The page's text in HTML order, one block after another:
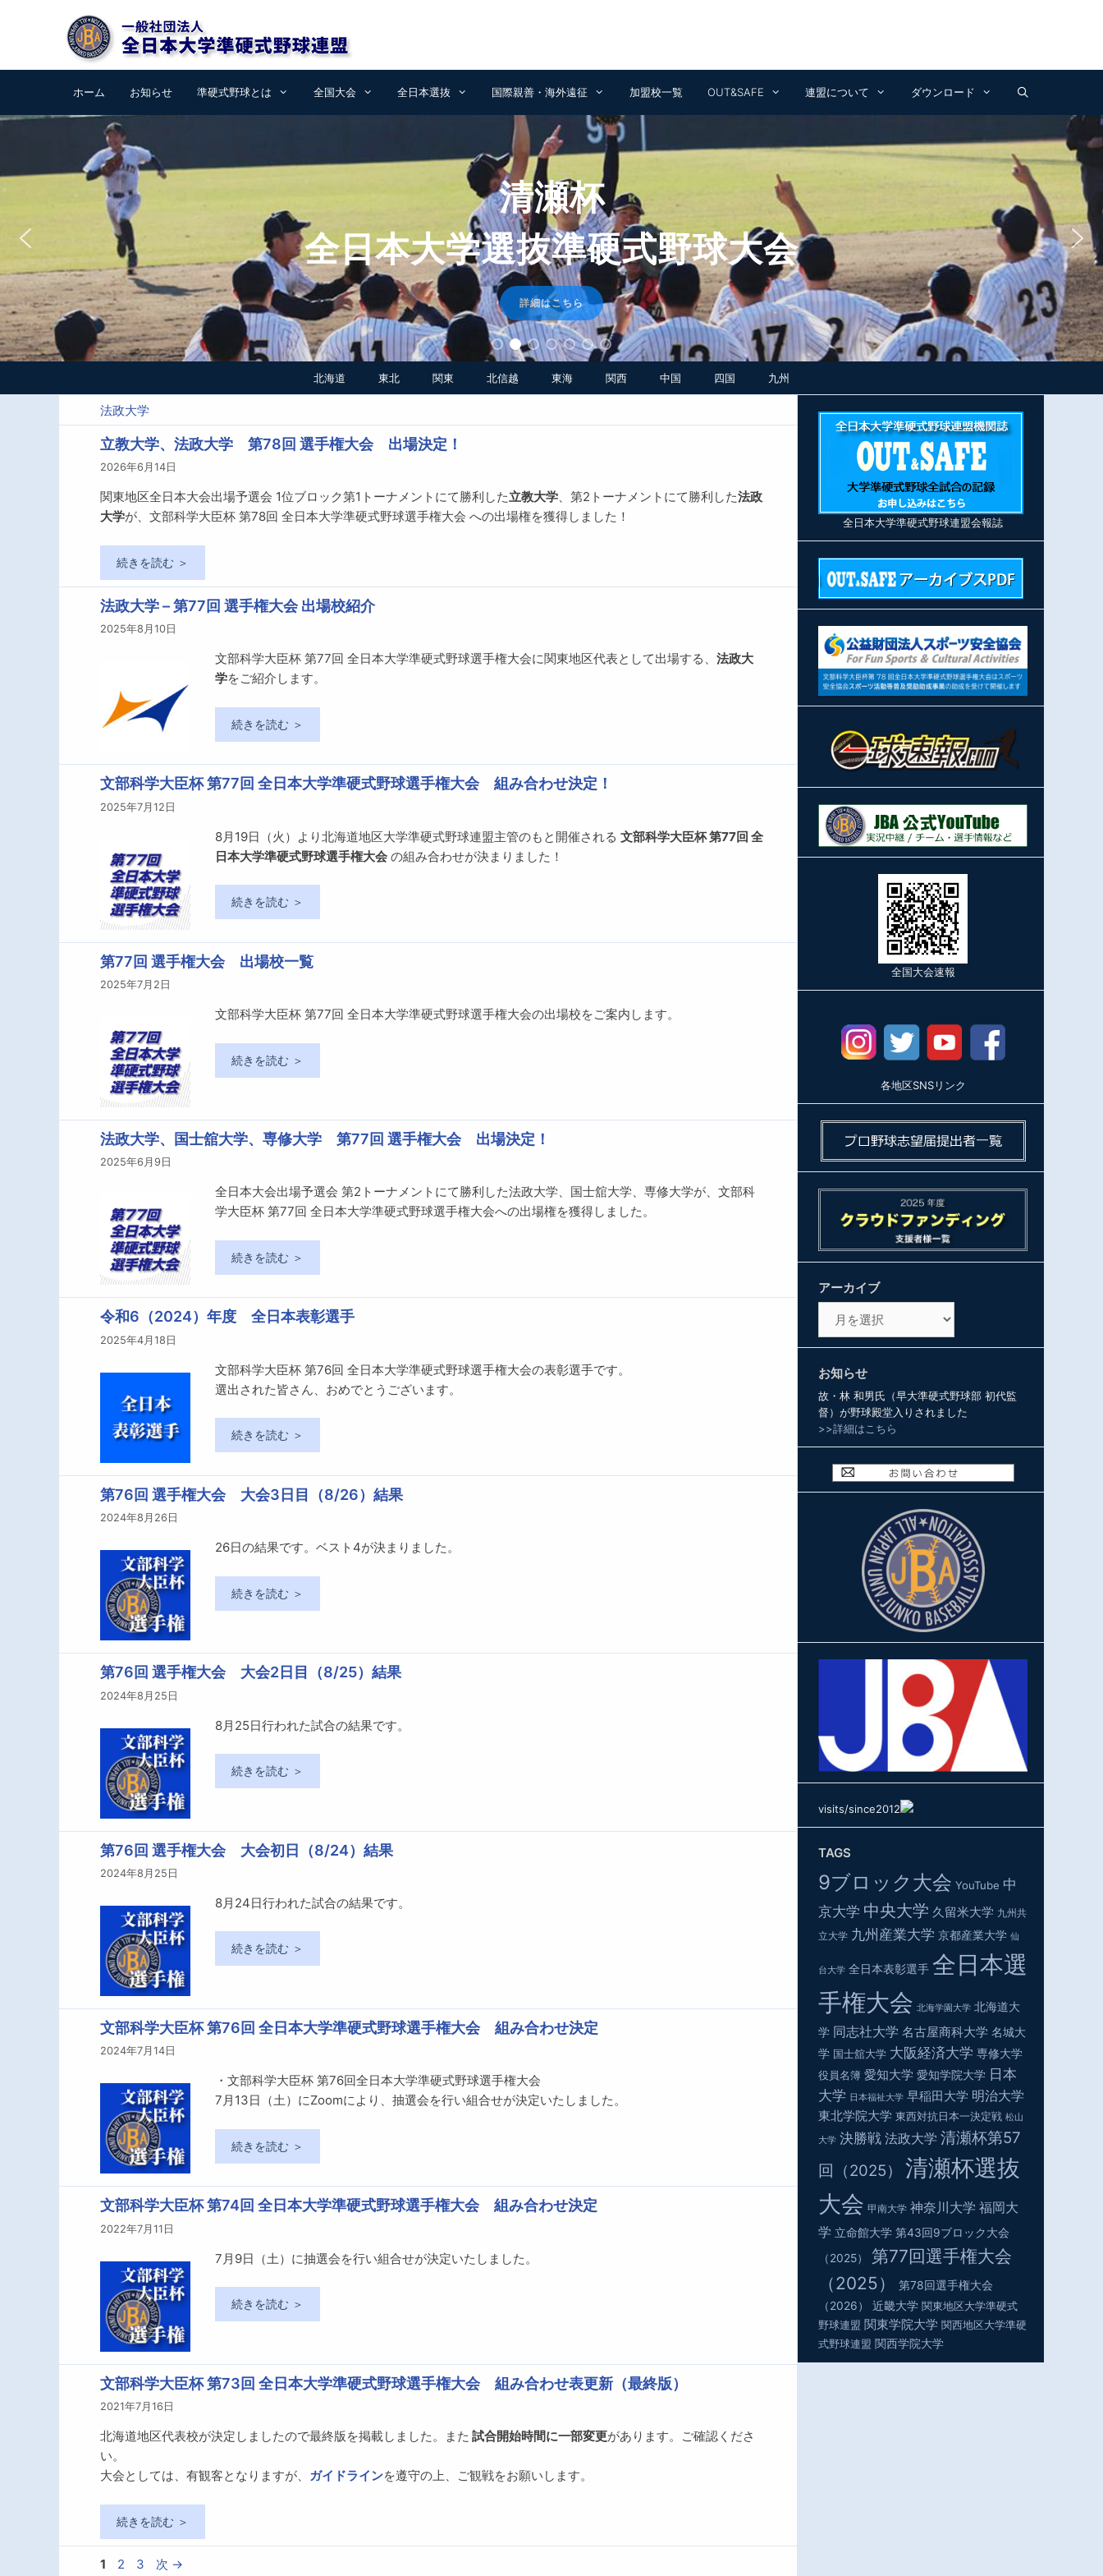
ン
プ
ホーム お知らせ 準硬式野球とは 全国大会 全日本選抜 国際親善・海外遠征 加盟校一覧 OUT&SAFE 連盟について ダウンロード
清瀬杯
全日本大学選抜準硬式野球大会
詳細はこちら
北海道 東北 関東 北信越 東海 関西 中国 四国 九州
法政大学
立教大学、法政大学 第78回 選手権大会 出場決定！
2026年6月14日
関東地区全日本大会出場予選会 1位ブロック第1トーナメントにて勝利した立教大学、第2トーナメントにて勝利した法政
大学が、文部科学大臣杯 第78回 全日本大学準硬式野球選手権大会 への出場権を獲得しました！
続きを読む ＞
法政大学 – 第77回 選手権大会 出場校紹介
2025年8月10日
文部科学大臣杯 第77回 全日本大学準硬式野球選手権大会に関東地区代表として出場する、 法政大
学をご紹介します。
続きを読む ＞
文部科学大臣杯 第77回 全日本大学準硬式野球選手権大会 組み合わせ決定！
2025年7月12日
8月19日（火）より北海道地区大学準硬式野球連盟主管のもと開催される 文部科学大臣杯 第77回 全
日本大学準硬式野球選手権大会 の組み合わせが決まりました！
続きを読む ＞
第77回 選手権大会 出場校一覧
2025年7月2日
文部科学大臣杯 第77回 全日本大学準硬式野球選手権大会の出場校をご案内します。
続きを読む ＞
法政大学、国士舘大学、専修大学 第77回 選手権大会 出場決定！
2025年6月9日
全日本大会出場予選会 第2トーナメントにて勝利した法政大学、国士舘大学、専修大学が、文部科
学大臣杯 第77回 全日本大学準硬式野球選手権大会への出場権を獲得しました。
続きを読む ＞
令和6（2024）年度 全日本表彰選手
2025年4月18日
文部科学大臣杯 第76回 全日本大学準硬式野球選手権大会の表彰選手です。
選出された皆さん、おめでとうございます。
続きを読む ＞
第76回 選手権大会 大会3日目（8/26）結果
2024年8月26日
26日の結果です。ベスト4が決まりました。
続きを読む ＞
第76回 選手権大会 大会2日目（8/25）結果
2024年8月25日
8月25日行われた試合の結果です。
続きを読む ＞
第76回 選手権大会 大会初日（8/24）結果
2024年8月25日
8月24日行われた試合の結果です。
続きを読む ＞
文部科学大臣杯 第76回 全日本大学準硬式野球選手権大会 組み合わせ決定
2024年7月14日
・文部科学大臣杯 第76回全日本大学準硬式野球選手権大会
7月13日（土）にZoomにより、抽選会を行い組合せが決定いたしました。
続きを読む ＞
文部科学大臣杯 第74回 全日本大学準硬式野球選手権大会 組み合わせ決定
2022年7月11日
7月9日（土）に抽選会を行い組合せが決定いたしました。
続きを読む ＞
文部科学大臣杯 第73回 全日本大学準硬式野球選手権大会 組み合わせ表更新（最終版）
2021年7月16日
北海道地区代表校が決定しましたので最終版を掲載しました。また 試合開始時間に一部変更があります。ご確認くださ
い。
大会としては、有観客となりますが、 ガイドラインを遵守の上、ご観戦をお願いします。
続きを読む ＞
ペ
1
ペ
2
ペ
3 次 →
全日本大学準硬式野球連盟会報誌
全国大会速報
各地区SNSリンク
アーカイブ
ブ
お知らせ
故・林 和男氏（早大準硬式野球部 初代監
督）が野球殿堂入りされました
>>詳細はこちら
visits/since2012
TAGS
9ブロック大会 YouTube 中
京大学 中央大学 久留米大学 九州共
立大学 九州産業大学 京都産業大学 仙
台大学 全日本表彰選手 全日本選
手権大会 北海学園大学 北海道大
学 同志社大学 名古屋商科大学 名城大
学 国士舘大学 大阪経済大学 専修大学
役員名簿 愛知大学 愛知学院大学 日本
大学 日本福祉大学 早稲田大学 明治大学
東北学院大学 東西対抗日本一決定戦 松山
大学 決勝戦 法政大学 清瀬杯第57
回（2025）
清瀬杯選抜
大会 甲南大学 神奈川大学 福岡大
学 立命館大学 第43回9ブロック大会
（2025）
第77回選手権大会
（2025）
第78回選手権大会
（2026）
近畿大学 関東地区大学準硬式
野球連盟 関東学院大学 関西地区大学準硬
式野球連盟 関西学院大学